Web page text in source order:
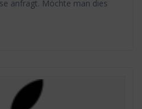
anfragt. Möchte man dies